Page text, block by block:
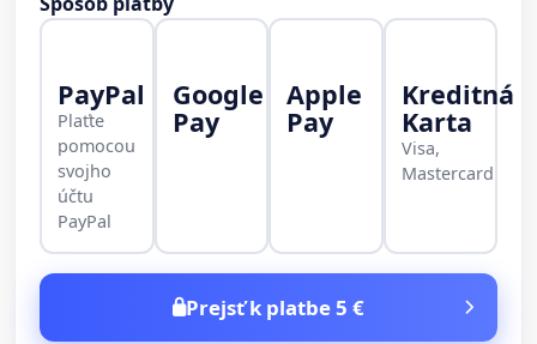
PayPal
Plaťte
pomocou
svojho
účtu
PayPal
Google
Pay
Apple
Pay
Kreditná
Karta
Visa,
Mastercard
Prejsť k platbe 5 €